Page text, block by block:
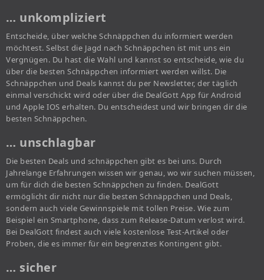
… unkompliziert
Entscheide, über welche Schnäppchen du informiert werden
möchtest. Selbst die Jagd nach Schnäppchen ist mit uns ein
Vergnügen. Du hast die Wahl und kannst so entscheide, wie du
über die besten Schnäppchen informiert werden willst. Die
Schnäppchen und Deals kannst du per Newsletter, der täglich
einmal verschickt wird oder über die DealGott App für Android
und Apple IOS erhalten. Du entscheidest und wir bringen dir die
besten Schnäppchen.
… unschlagbar
Die besten Deals und schnäppchen gibt es bei uns. Durch
Jahrelange Erfahrungen wissen wir genau, wo wir suchen müssen,
um für dich die besten Schnäppchen zu finden. DealGott
ermöglicht dir nicht nur die besten Schnäppchen und Deals,
sondern auch viele Gewinnspiele mit tollen Preise. Wie zum
Beispiel ein Smartphone, dass zum Release-Datum verlost wird.
Bei DealGott findest auch viele kostenlose Test-Artikel oder
Proben, die es immer für ein begrenztes Kontingent gibt.
… sicher